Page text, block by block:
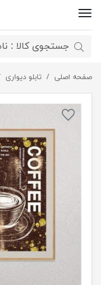
صفحه اصلی تابلو دیواریتابلو کافی شاپ